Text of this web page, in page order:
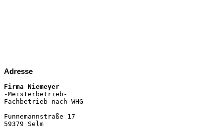
Adresse
Firma Niemeyer
-Meisterbetrieb-
Fachbetrieb nach WHG
Funnemannstraße 17
59379 Selm